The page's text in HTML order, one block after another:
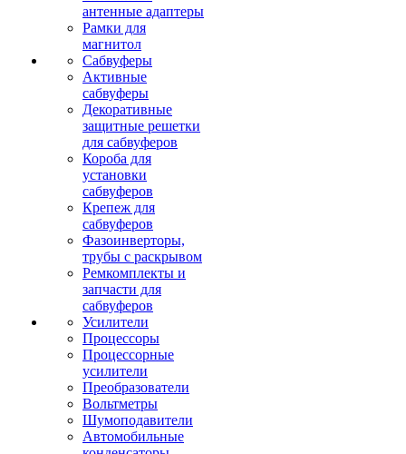
антенные адаптеры
Рамки для
магнитол
Сабвуферы
Активные
сабвуферы
Декоративные
защитные решетки
для сабвуферов
Короба для
установки
сабвуферов
Крепеж для
сабвуферов
Фазоинверторы,
трубы с раскрывом
Ремкомплекты и
запчасти для
сабвуферов
Усилители
Процессоры
Процессорные
усилители
Преобразователи
Вольтметры
Шумоподавители
Автомобильные